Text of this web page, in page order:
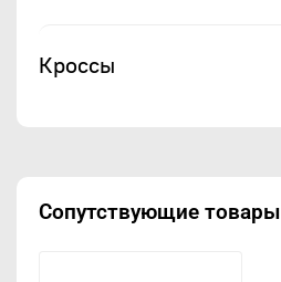
Кроссы
Сопутствующие товары